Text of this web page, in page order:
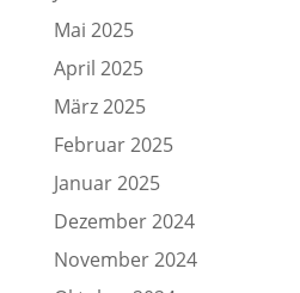
Mai 2025
April 2025
März 2025
Februar 2025
Januar 2025
Dezember 2024
November 2024